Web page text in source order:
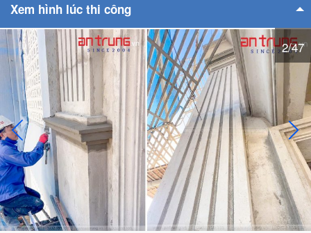
Xem hình lúc thi công